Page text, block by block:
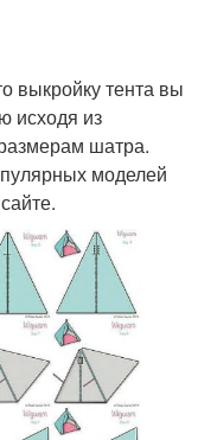
выкройку тента вы
исходя из
шатра.
моделей